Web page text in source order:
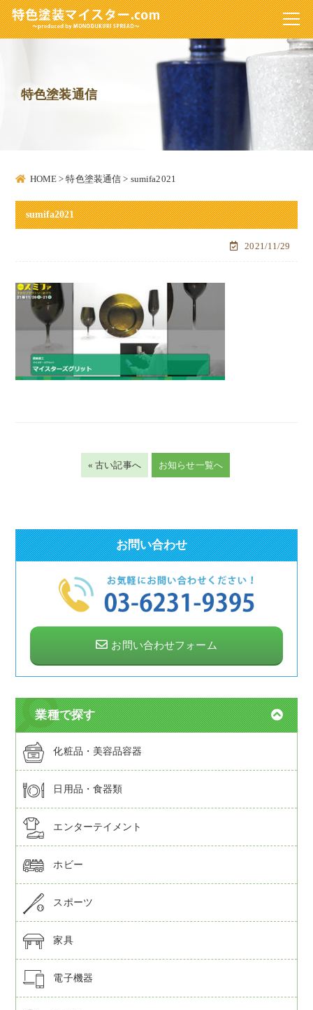
特色塗装通信
HOME >特色塗装通信 > sumifa2021
sumifa2021
2021/11/29
« 古い記事へ お知らせ一覧へ
お問い合わせ
お問い合わせフォーム
業種で探す
化粧品・美容品容器
日用品・食器類
エンターテイメント
ホビー
スポーツ
家具
電子機器